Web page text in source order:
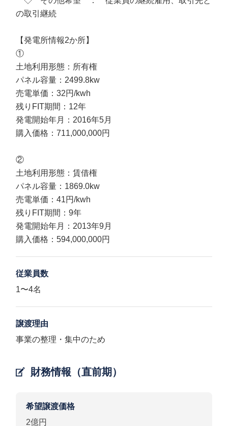
の取引継続
【発電所情報2か所】
①
土地利用形態：所有権
パネル容量：2499.8kw
売電単価：32円/kwh
残りFIT期間：12年
発電開始年月：2016年5月
購入価格：711,000,000円
②
土地利用形態：賃借権
パネル容量：1869.0kw
売電単価：41円/kwh
残りFIT期間：9年
発電開始年月：2013年9月
購入価格：594,000,000円
従業員数
1〜4名
譲渡理由
事業の整理・集中のため
財務情報（直前期）
希望譲渡価格
2億円